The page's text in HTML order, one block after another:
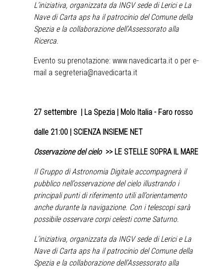
L’iniziativa, organizzata da INGV sede di Lerici e La
Nave di Carta aps ha il patrocinio del Comune della
Spezia e la collaborazione dell’Assessorato alla
Ricerca.
Evento su prenotazione: www.navedicarta.it o per e-
mail a segreteria@navedicarta.it
27 settembre | La Spezia | Molo Italia - Faro rosso
dalle 21:00 | SCIENZA INSIEME NET
Osservazione del cielo >> LE STELLE SOPRA IL MARE
Il Gruppo di Astronomia Digitale accompagnerà il
pubblico nell’osservazione del cielo illustrando i
principali punti di riferimento utili all’orientamento
anche durante la navigazione. Con i telescopi sarà
possibile osservare corpi celesti come Saturno.
L’iniziativa, organizzata da INGV sede di Lerici e La
Nave di Carta aps ha il patrocinio del Comune della
Spezia e la collaborazione dell’Assessorato alla